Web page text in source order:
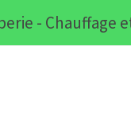
- Chauffage